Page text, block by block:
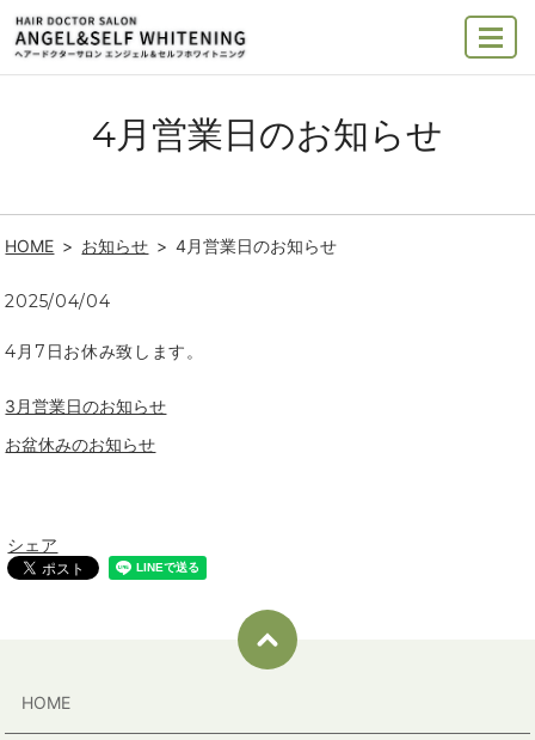
MENU
4月営業日のお知らせ
HOME お知らせ 4月営業日のお知らせ
2025/04/04
4月7日お休み致します。
3月営業日のお知らせ
お盆休みのお知らせ
シェア
HOME